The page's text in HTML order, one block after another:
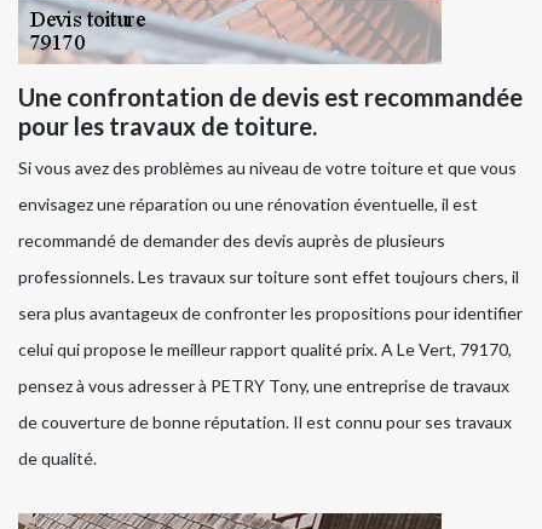
Une confrontation de devis est recommandée
pour les travaux de toiture.
Si vous avez des problèmes au niveau de votre toiture et que vous
envisagez une réparation ou une rénovation éventuelle, il est
recommandé de demander des devis auprès de plusieurs
professionnels. Les travaux sur toiture sont effet toujours chers, il
sera plus avantageux de confronter les propositions pour identifier
celui qui propose le meilleur rapport qualité prix. A Le Vert, 79170,
pensez à vous adresser à PETRY Tony, une entreprise de travaux
de couverture de bonne réputation. Il est connu pour ses travaux
de qualité.